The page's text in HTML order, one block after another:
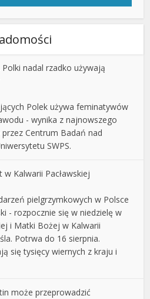
nadal rzadko używają
Polek używa feminatywów
- wynika z najnowszego
Centrum Badań nad
SWPS.
w Kalwarii Pacławskiej
pielgrzymkowych w Polsce
- rozpocznie się w niedzielę w
i Matki Bożej w Kalwarii
Potrwa do 16 sierpnia.
się tysięcy wiernych z kraju i
może przeprowadzić